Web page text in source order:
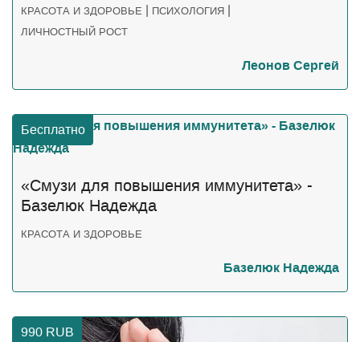
КРАСОТА И ЗДОРОВЬЕ | ПСИХОЛОГИЯ |
ЛИЧНОСТНЫЙ РОСТ
Леонов Сергей
Бесплатно
«Смузи ​для повышения иммунитета» -
Базелюк Надежда
КРАСОТА И ЗДОРОВЬЕ
Базелюк Надежда
990 RUB